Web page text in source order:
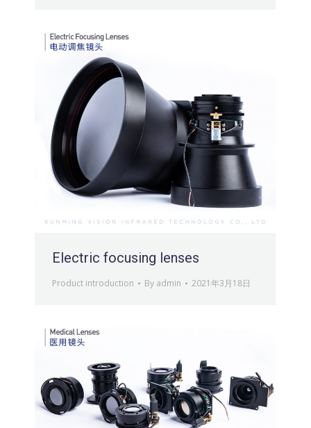
Electric focusing lenses
Product introduction By admin 2021年3月18日